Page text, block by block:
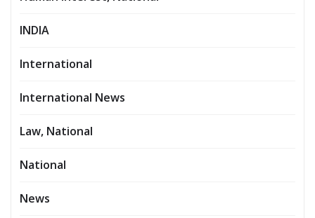
INDIA
International
International News
Law, National
National
News